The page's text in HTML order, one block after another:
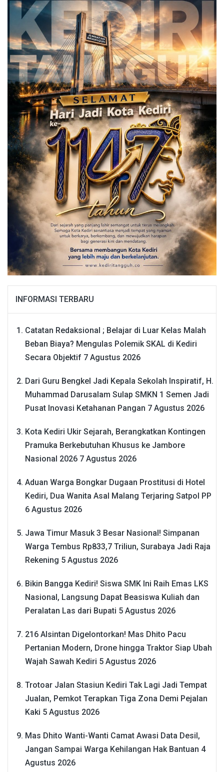
INFORMASI TERBARU
Catatan Redaksional ; Belajar di Luar Kelas Malah
Beban Biaya? Mengulas Polemik SKAL di Kediri
Secara Objektif 7 Agustus 2026
Dari Guru Bengkel Jadi Kepala Sekolah Inspiratif, H.
Muhammad Darusalam Sulap SMKN 1 Semen Jadi
Pusat Inovasi Ketahanan Pangan 7 Agustus 2026
Kota Kediri Ukir Sejarah, Berangkatkan Kontingen
Pramuka Berkebutuhan Khusus ke Jambore
Nasional 2026 7 Agustus 2026
Aduan Warga Bongkar Dugaan Prostitusi di Hotel
Kediri, Dua Wanita Asal Malang Terjaring Satpol PP
6 Agustus 2026
Jawa Timur Masuk 3 Besar Nasional! Simpanan
Warga Tembus Rp833,7 Triliun, Surabaya Jadi Raja
Rekening 5 Agustus 2026
Bikin Bangga Kediri! Siswa SMK Ini Raih Emas LKS
Nasional, Langsung Dapat Beasiswa Kuliah dan
Peralatan Las dari Bupati 5 Agustus 2026
216 Alsintan Digelontorkan! Mas Dhito Pacu
Pertanian Modern, Drone hingga Traktor Siap Ubah
Wajah Sawah Kediri 5 Agustus 2026
Trotoar Jalan Stasiun Kediri Tak Lagi Jadi Tempat
Jualan, Pemkot Terapkan Tiga Zona Demi Pejalan
Kaki 5 Agustus 2026
Mas Dhito Wanti-Wanti Camat Awasi Data Desil,
Jangan Sampai Warga Kehilangan Hak Bantuan 4
Agustus 2026